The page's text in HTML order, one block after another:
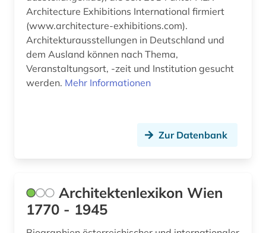
gutshof (2)
handschrift (1)
handwerker (1)
handwerksbetrieb (1)
herzog august bibliothek (1)
Architecture Exhibitions International firmiert
(www.architecture-exhibitions.com).
Architekturausstellungen in Deutschland und
dem Ausland können nach Thema,
Veranstaltungsort, -zeit und Institution gesucht
werden. Mehr Informationen
Zur Datenbank
Architektenlexikon Wien
1770 - 1945